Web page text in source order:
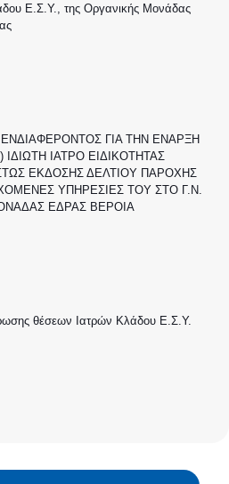
Ε.Σ.Υ., της Οργανικής Μονάδας
ΓΙΑ ΤΗΝ ΕΝΑΡΞΗ
ΙΑΤΡΟ ΕΙΔΙΚΟΤΗΤΑΣ
ΕΚΔΟΣΗΣ ΔΕΛΤΙΟΥ ΠΑΡΟΧΗΣ
ΥΠΗΡΕΣΙΕΣ ΤΟΥ ΣΤΟ Γ.Ν.
ΕΔΡΑΣ ΒΕΡΟΙΑ
θέσεων Ιατρών Κλάδου Ε.Σ.Υ.